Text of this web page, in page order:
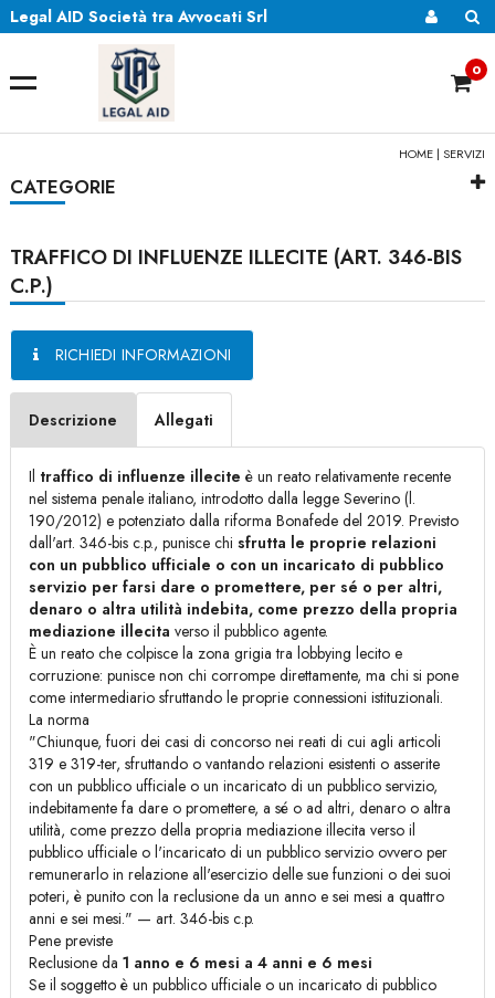
Legal AID Società tra Avvocati Srl
0
HOME |SERVIZI
CATEGORIE
TRAFFICO DI INFLUENZE ILLECITE (ART. 346-BIS
C.P.)
RICHIEDI INFORMAZIONI
Descrizione Allegati
Il traffico di influenze illecite è un reato relativamente recente
nel sistema penale italiano, introdotto dalla legge Severino (l.
190/2012) e potenziato dalla riforma Bonafede del 2019. Previsto
dall'art. 346-bis c.p., punisce chi sfrutta le proprie relazioni
con un pubblico ufficiale o con un incaricato di pubblico
servizio per farsi dare o promettere, per sé o per altri,
denaro o altra utilità indebita, come prezzo della propria
mediazione illecita verso il pubblico agente.
È un reato che colpisce la zona grigia tra lobbying lecito e
corruzione: punisce non chi corrompe direttamente, ma chi si pone
come intermediario sfruttando le proprie connessioni istituzionali.
La norma
"Chiunque, fuori dei casi di concorso nei reati di cui agli articoli
319 e 319-ter, sfruttando o vantando relazioni esistenti o asserite
con un pubblico ufficiale o un incaricato di un pubblico servizio,
indebitamente fa dare o promettere, a sé o ad altri, denaro o altra
utilità, come prezzo della propria mediazione illecita verso il
pubblico ufficiale o l'incaricato di un pubblico servizio ovvero per
remunerarlo in relazione all'esercizio delle sue funzioni o dei suoi
poteri, è punito con la reclusione da un anno e sei mesi a quattro
anni e sei mesi." — art. 346-bis c.p.
Pene previste
Reclusione da 1 anno e 6 mesi a 4 anni e 6 mesi
Se il soggetto è un pubblico ufficiale o un incaricato di pubblico